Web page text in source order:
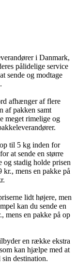
i Danmark,
pålidelige service
sende og modtage
afhænger af flere
af pakken samt
meget rimelige og
til 5 kg inden for
at sende en større
og stadig holde prisen
mens en pakke på
lidt højere, men
kan du sende en
mens en pakke på op
en række ekstra
kan hjælpe med at
destination.